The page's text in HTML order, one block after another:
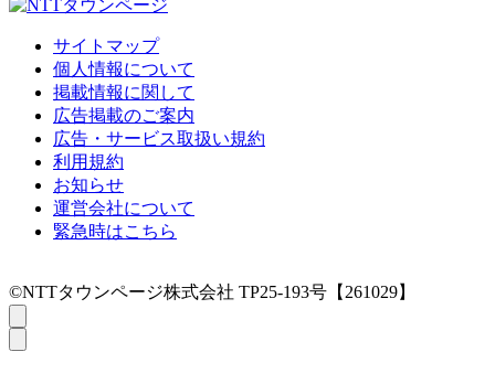
サイトマップ
個人情報について
掲載情報に関して
広告掲載のご案内
広告・サービス取扱い規約
利用規約
お知らせ
運営会社について
緊急時はこちら
©NTTタウンページ株式会社 TP25-193号【261029】